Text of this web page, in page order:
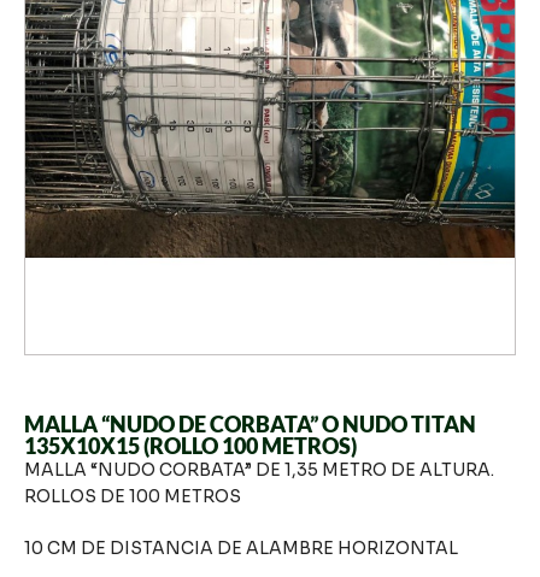
MALLA “NUDO DE CORBATA” O NUDO TITAN
135X10X15 (ROLLO 100 METROS)
MALLA “NUDO CORBATA” DE 1,35 METRO DE ALTURA.
ROLLOS DE 100 METROS
10 CM DE DISTANCIA DE ALAMBRE HORIZONTAL